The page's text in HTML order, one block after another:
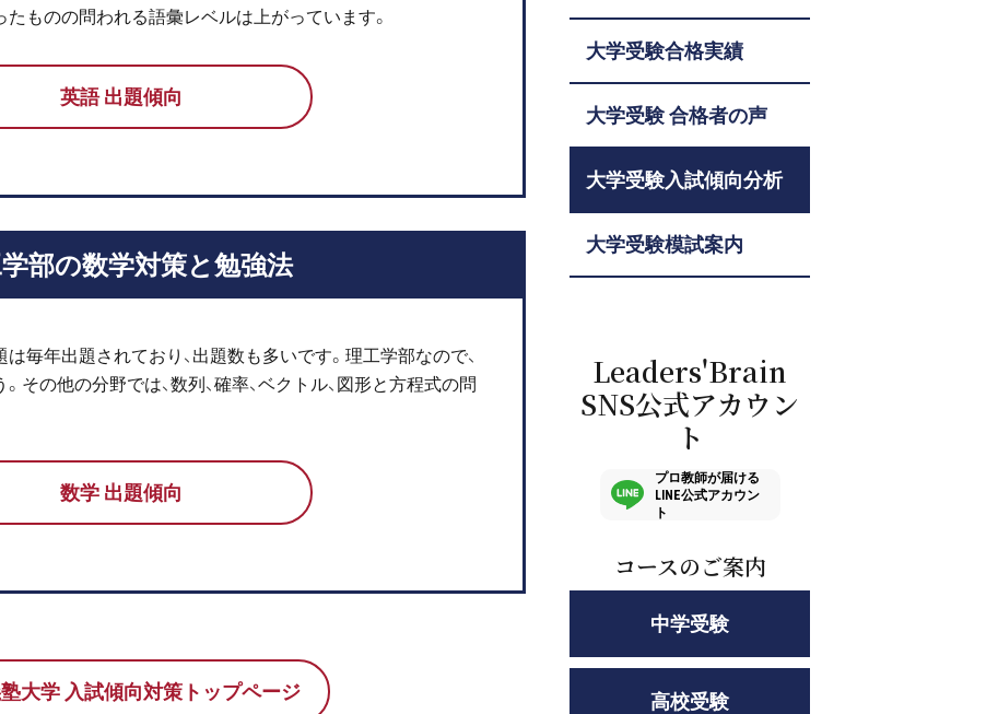
ものの問われる語彙レベルは上がっています。
英語 出題傾向
部の数学対策と勉強法
毎年出題されており、出題数も多いです。理工学部なので、
その他の分野では、数列、確率、ベクトル、図形と方程式の問
数学 出題傾向
大学 入試傾向対策トップページ
大学受験合格実績
大学受験 合格者の声
大学受験入試傾向分析
大学受験模試案内
Leaders'Brain
SNS公式アカウン
ト
プロ教師が届ける
LINE公式アカウン
ト
コースのご案内
中学受験
高校受験